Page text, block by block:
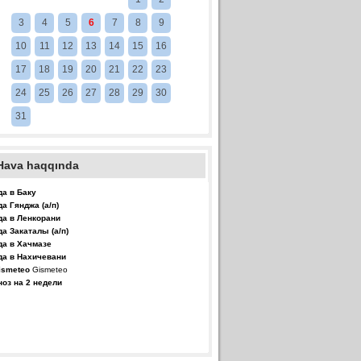
3 4 5 6 7 8 9
10 11 12 13 14 15 16
17 18 19 20 21 22 23
24 25 26 27 28 29 30
31
haqqında
в Баку
Гянджа (а/п)
в Ленкорани
Закаталы (а/п)
в Хачмазе
в Нахичевани
Gismeteo
на 2 недели